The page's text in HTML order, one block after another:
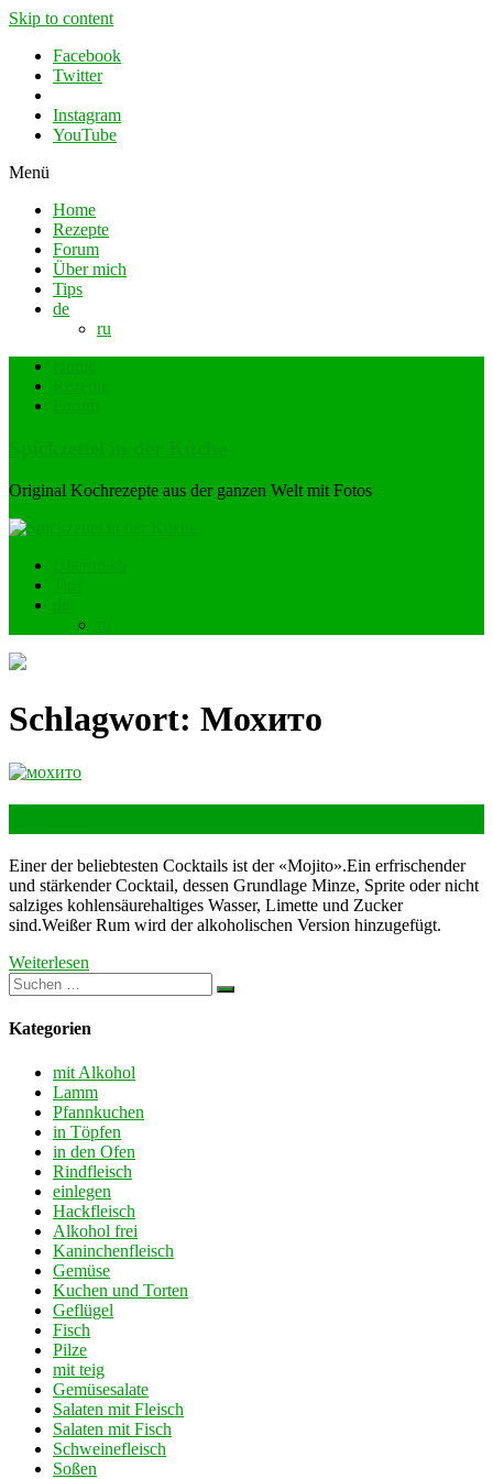
Skip to content
Facebook
Twitter
Instagram
YouTube
Menü
Home
Rezepte
Forum
Über mich
Tips
de
ru
Original Kochrezepte aus der ganzen Welt mit Fotos
Schlagwort: Мохито
Einer der beliebtesten Cocktails ist der «Mojito».Ein erfrischender
und stärkender Cocktail, dessen Grundlage Minze, Sprite oder nicht
salziges kohlensäurehaltiges Wasser, Limette und Zucker
sind.Weißer Rum wird der alkoholischen Version hinzugefügt.
Weiterlesen
Kategorien
mit Alkohol
Lamm
Pfannkuchen
in Töpfen
in den Ofen
Rindfleisch
einlegen
Hackfleisch
Alkohol frei
Kaninchenfleisch
Gemüse
Kuchen und Torten
Geflügel
Fisch
Pilze
mit teig
Gemüsesalate
Salaten mit Fleisch
Salaten mit Fisch
Schweinefleisch
Soßen